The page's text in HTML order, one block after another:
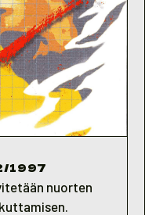
1997
nuorten